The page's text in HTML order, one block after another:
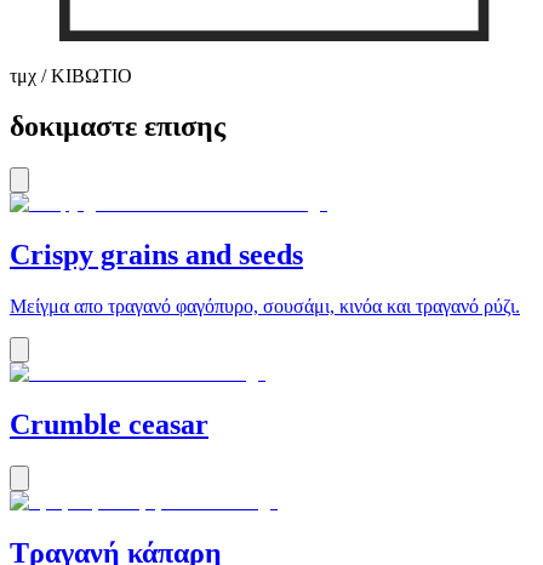
τμχ / ΚΙΒΩΤΙΟ
δοκιμαστε επισης
Crispy grains and seeds
Μείγμα απο τραγανό φαγόπυρο, σουσάμι, κινόα και τραγανό ρύζι.
Crumble ceasar
Τραγανή κάπαρη